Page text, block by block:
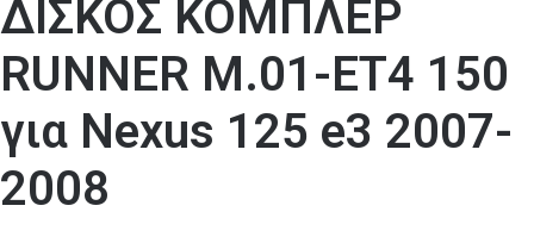
ΔΙΣΚΟΣ ΚΟΜΠΛΕΡ
RUNNER M.01-ET4 150
για Nexus 125 e3 2007-
2008